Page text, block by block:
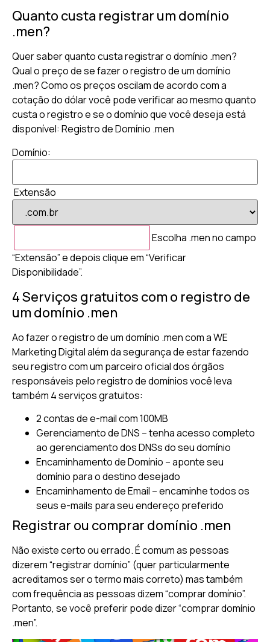
Quanto custa registrar um domínio
.men?
Quer saber quanto custa registrar o domínio .men?
Qual o preço de se fazer o registro de um domínio
.men? Como os preços oscilam de acordo com a
cotação do dólar você pode verificar ao mesmo quanto
custa o registro e se o domínio que você deseja está
disponível: Registro de Domínio .men
Domínio:
Extensão
Escolha .men no campo
“Extensão” e depois clique em “Verificar
Disponibilidade”.
4 Serviços gratuitos com o registro de
um domínio .men
Ao fazer o registro de um domínio .men com a WE
Marketing Digital além da segurança de estar fazendo
seu registro com um parceiro oficial dos órgãos
responsáveis pelo registro de domínios você leva
também 4 serviços gratuitos:
2 contas de e-mail com 100MB
Gerenciamento de DNS – tenha acesso completo
ao gerenciamento dos DNSs do seu domínio
Encaminhamento de Domínio – aponte seu
domínio para o destino desejado
Encaminhamento de Email – encaminhe todos os
seus e-mails para seu endereço preferido
Registrar ou comprar domínio .men
Não existe certo ou errado. É comum as pessoas
dizerem “registrar domínio” (quer particularmente
acreditamos ser o termo mais correto) mas também
com frequência as pessoas dizem “comprar domínio”.
Portanto, se você preferir pode dizer “comprar domínio
.men”.